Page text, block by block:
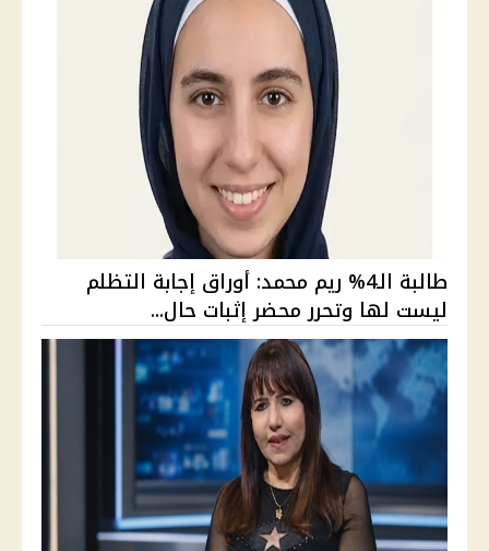
طالبة الـ4% ريم محمد: أوراق إجابة التظلم
ليست لها وتحرر محضر إثبات حال...